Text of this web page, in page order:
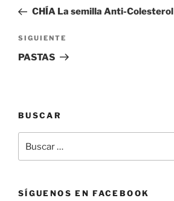
entradas
anterior:
CHÍA La semilla Anti-Colesterol
Siguiente
entrada
SIGUIENTE
PASTAS
BUSCAR
por:
SÍGUENOS EN FACEBOOK